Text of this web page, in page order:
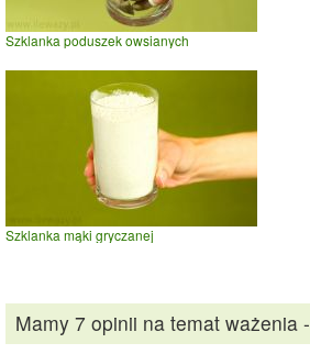
Szklanka poduszek owsianych
Szklanka mąki gryczanej
Mamy 7 opinii na temat ważenia -